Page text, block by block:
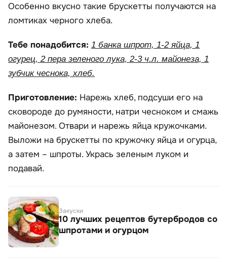
Особенно вкусно такие брускетты получаются на
ломтиках черного хлеба.
Тебе понадобится: 1 банка шпрот, 1-2 яйца, 1
огурец, 2 пера зеленого лука, 2-3 ч.л. майонеза, 1
зубчик чеснока, хлеб.
Приготовление: Нарежь хлеб, подсуши его на
сковороде до румяности, натри чесноком и смажь
майонезом. Отвари и нарежь яйца кружочками.
Выложи на брускетты по кружочку яйца и огурца,
а затем – шпроты. Укрась зеленым луком и
подавай.
Закуски
10 лучших рецептов бутербродов со
шпротами и огурцом